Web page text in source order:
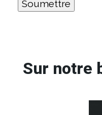
Sur notre